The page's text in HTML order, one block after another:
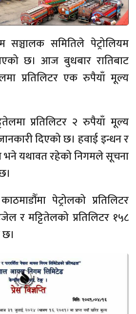
समितिले पेट्रोलियम
छ। आज बुधबार रातिबाट
प्रतिलिटर एक रुपैयाँ मूल्य
प्रतिलिटर २ रुपैयाँ मूल्य
दिएको छ। हवाई इन्धन र
भने यथावत रहेको निगमले सूचना
पेट्रोलको प्रतिलिटर
र मट्टितेलको प्रतिलिटर १५८